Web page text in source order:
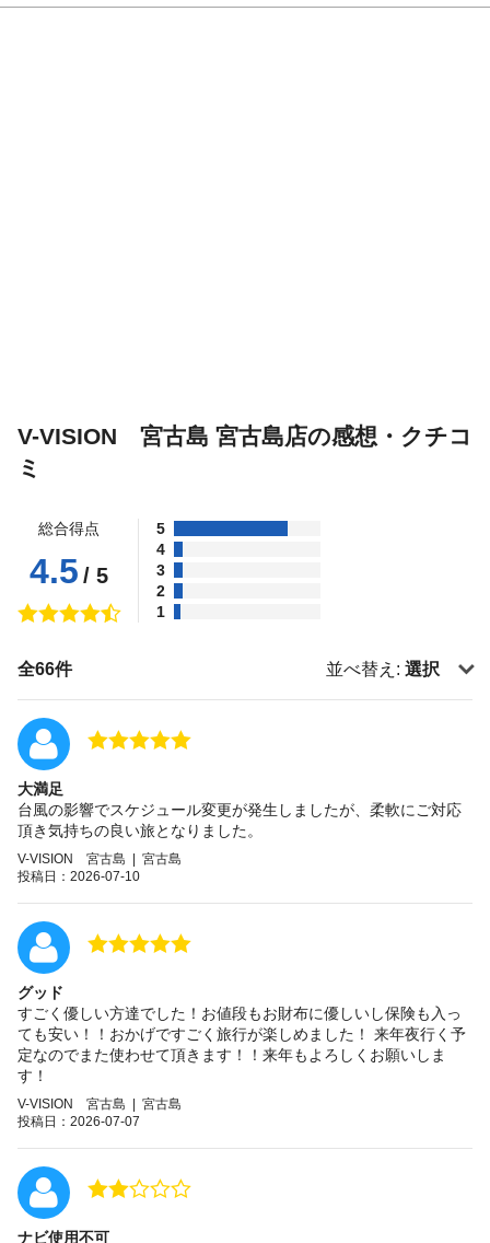
V-VISION 宮古島 宮古島店の感想・クチコ
ミ
総合得点
4.5 / 5
5
4
3
2
1
全66件 並べ替え: 選択
大満足
台風の影響でスケジュール変更が発生しましたが、柔軟にご対応
頂き気持ちの良い旅となりました。
V-VISION 宮古島 | 宮古島
投稿日：2026-07-10
グッド
すごく優しい方達でした！お値段もお財布に優しいし保険も入っ
ても安い！！おかげですごく旅行が楽しめました！ 来年夜行く予
定なのでまた使わせて頂きます！！来年もよろしくお願いしま
す！
V-VISION 宮古島 | 宮古島
投稿日：2026-07-07
ナビ使用不可